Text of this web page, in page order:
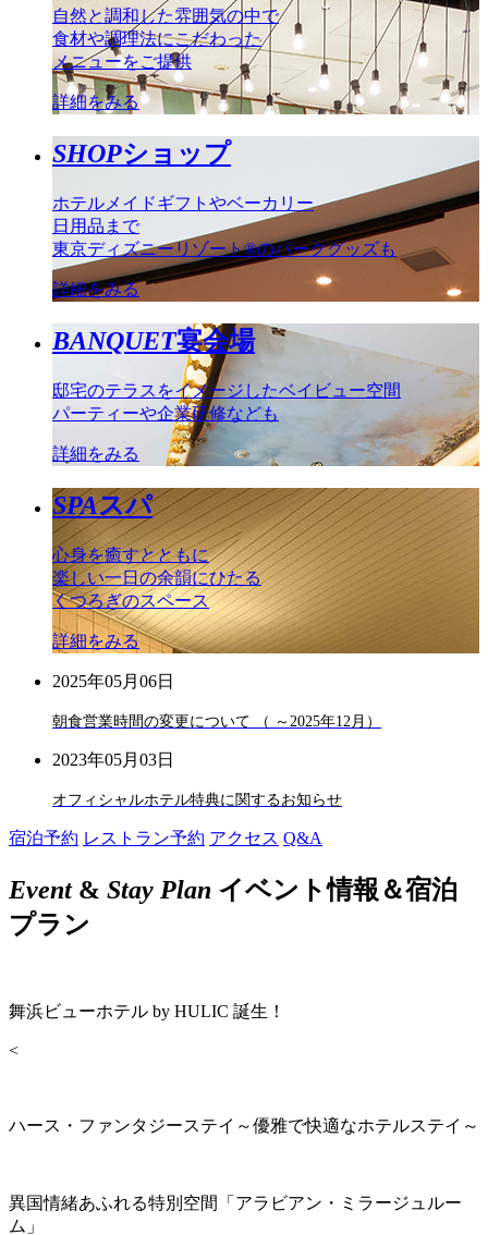
自然と調和した雰囲気の中で
食材や調理法にこだわった
メニューをご提供
詳細をみる
SHOPショップ
ホテルメイドギフトやベーカリー
日用品まで
東京ディズニーリゾート®のパークグッズも
詳細をみる
BANQUET宴会場
邸宅のテラスをイメージしたベイビュー空間
パーティーや企業研修なども
詳細をみる
SPAスパ
心身を癒すとともに
楽しい一日の余韻にひたる
くつろぎのスペース
詳細をみる
2025年05月06日
朝食営業時間の変更について （ ～2025年12月）
2023年05月03日
オフィシャルホテル特典に関するお知らせ
宿泊予約 レストラン予約 アクセス Q&A
Event& Stay Plan イベント情報＆宿泊
プラン
舞浜ビューホテル by HULIC 誕生！
<
ハース・ファンタジーステイ～優雅で快適なホテルステイ～
異国情緒あふれる特別空間「アラビアン・ミラージュルー
ム」